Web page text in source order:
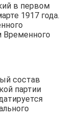
в первом
1917 года.
Временного
состав
партии